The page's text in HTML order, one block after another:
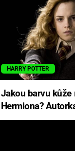
HARRY POTTER
Jakou barvu kůže
Hermiona?
Pottera přišla s